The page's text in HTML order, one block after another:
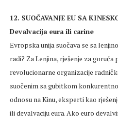
12. SUOČAVANJE EU SA
Devalvacija eura ili carine
Evropska unija suočava se sa
radi? Za Lenjina, rješenje za
revolucionarne organizacije
suočenim sa gubitkom
odnosu na Kinu, eksperti kao
ili devalvaciju eura. Ako euro